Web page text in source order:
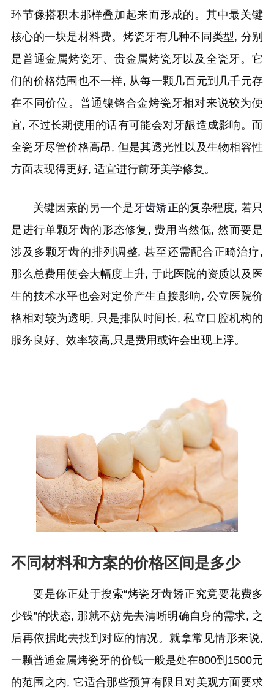
环节像搭积木那样叠加起来而形成的。其中最关键
核心的一块是材料费。烤瓷牙有几种不同类型, 分别
是普通金属烤瓷牙、贵金属烤瓷牙以及全瓷牙。它
们的价格范围也不一样, 从每一颗几百元到几千元存
在不同价位。普通镍铬合金烤瓷牙相对来说较为便
宜, 不过长期使用的话有可能会对牙龈造成影响。而
全瓷牙尽管价格高昂, 但是其透光性以及生物相容性
方面表现得更好, 适宜进行前牙美学修复。
关键因素的另一个是牙齿矫正的复杂程度, 若只
是进行单颗牙齿的形态修复, 费用当然低, 然而要是
涉及多颗牙齿的排列调整, 甚至还需配合正畸治疗,
那么总费用便会大幅度上升, 于此医院的资质以及医
生的技术水平也会对定价产生直接影响, 公立医院价
格相对较为透明, 只是排队时间长, 私立口腔机构的
服务良好、效率较高,只是费用或许会出现上浮。
不同材料和方案的价格区间是多少
要是你正处于搜索“烤瓷牙齿矫正究竟要花费多
少钱”的状态, 那就不妨先去清晰明确自身的需求, 之
后再依据此去找到对应的情况。就拿常见情形来说,
一颗普通金属烤瓷牙的价钱一般是处在800到1500元
的范围之内, 它适合那些预算有限且对美观方面要求